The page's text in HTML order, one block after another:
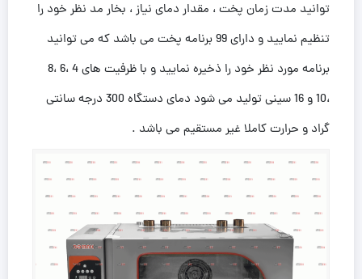
توانید مدت زمان پخت ، مقدار دمای نیاز ، بخار مد نظر خود را
تنظیم نمایید و دارای 99 برنامه پخت می باشد که می توانید
برنامه مورد نظر خود را ذخیره نمایید و با ظرفیت های 4 ،6 ،8
،10 و 16 سینی تولید می شود دمای دستگاه 300 درجه سانتی
گراد و حرارت کاملا غیر مستقیم می باشد .